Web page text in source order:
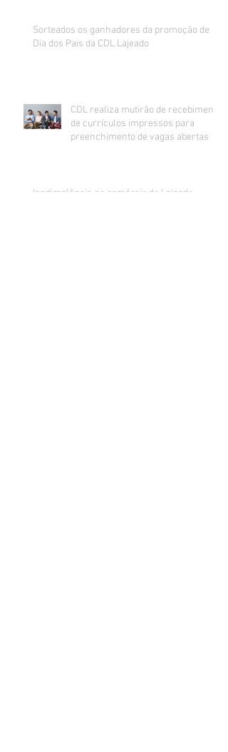
Sorteados os ganhadores da promoção de
Dia dos Pais da CDL Lajeado
CDL realiza mutirão de recebimento
de currículos impressos para
preenchimento de vagas abertas
Inadimplência no comércio de Lajeado